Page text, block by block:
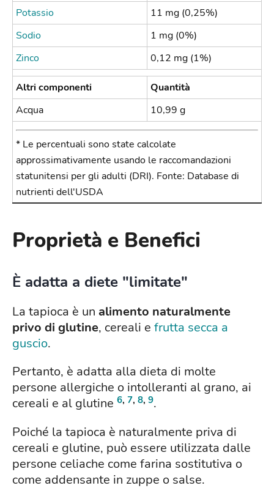
Potassio
11 mg (0,25%)
Sodio
1 mg (0%)
Zinco
0,12 mg (1%)
Altri componenti
Quantità
Acqua
10,99 g
* Le percentuali sono state calcolate
approssimativamente usando le raccomandazioni
statunitensi per gli adulti (DRI). Fonte: Database di
nutrienti dell'USDA
Proprietà e Benefici
È adatta a diete "limitate"
La tapioca è un alimento naturalmente
privo di glutine, cereali e frutta secca a
guscio.
Pertanto, è adatta alla dieta di molte
persone allergiche o intolleranti al grano, ai
cereali e al glutine 6, 7, 8, 9.
Poiché la tapioca è naturalmente priva di
cereali e glutine, può essere utilizzata dalle
persone celiache come farina sostitutiva o
come addensante in zuppe o salse.